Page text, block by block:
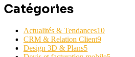
Catégories
Actualités & Tendances10
CRM & Relation Client9
Design 3D & Plans5